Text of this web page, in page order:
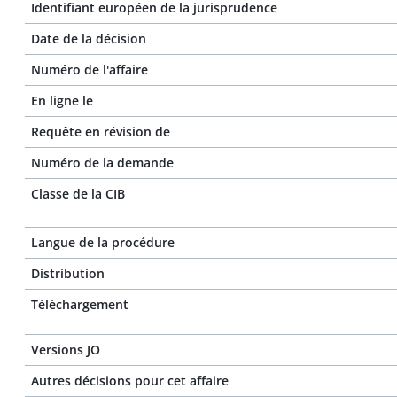
Identifiant européen de la jurisprudence
Date de la décision
Numéro de l'affaire
En ligne le
Requête en révision de
Numéro de la demande
Classe de la CIB
Langue de la procédure
Distribution
Téléchargement
Versions JO
Autres décisions pour cet affaire